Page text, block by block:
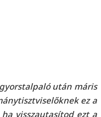
után máris
ez a
visszautasítod ezt a